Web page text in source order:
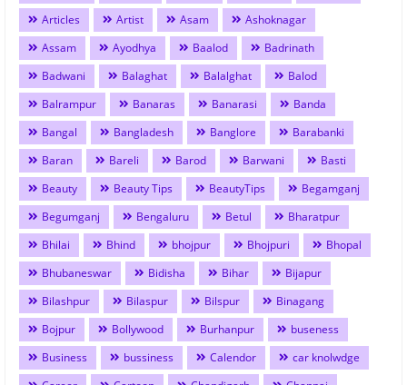
Articles
Artist Asam
Ashoknagar
Assam
Ayodhya Baalod
Badrinath
Badwani
Balaghat Balalghat
Balod
Balrampur
Banaras Banarasi
Banda
Bangal
Bangladesh Banglore
Barabanki
Baran
Bareli Barod Barwani
Basti
Beauty
Beauty Tips BeautyTips
Begamganj
Begumganj
Bengaluru Betul
Bharatpur
Bhilai
Bhind bhojpur Bhojpuri
Bhopal
Bhubaneswar
Bidisha Bihar
Bijapur
Bilashpur
Bilaspur Bilspur
Binagang
Bojpur
Bollywood Burhanpur
buseness
Business
bussiness Calendor
car knolwdge